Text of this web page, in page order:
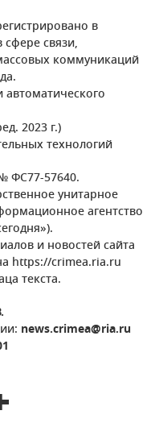
в
связи,
коммуникаций
2023 г.)
технологий
ФС77-57640.
унитарное
агентство
и новостей сайта
https://crimea.ria.ru
текста.
news.crimea@ria.ru